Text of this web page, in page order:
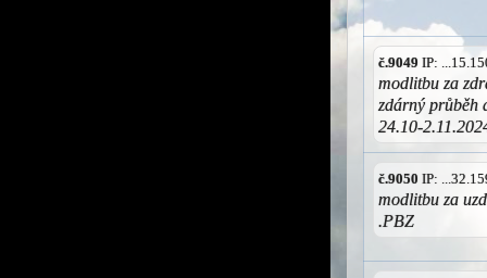
č.9049 IP:
modlitbu za
zdárný průběh
24.10-
č.9050 IP:
modlitbu za
.PBZ